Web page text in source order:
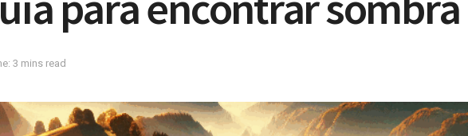
3 mins read